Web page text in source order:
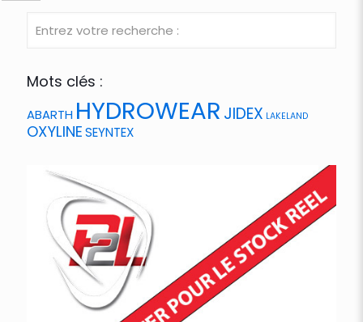
Mots clés :
ABARTH HYDROWEAR JIDEX LAKELAND
OXYLINESEYNTEX